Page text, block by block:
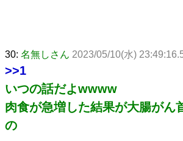
30: 名無しさん 2023/05/10(水)
>>1
いつの話だよwwww
肉食が急増した結果が大腸がん
の